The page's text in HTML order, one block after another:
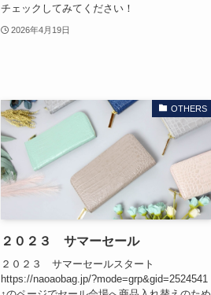
チェックしてみてください！
2026年4月19日
OTHERS
２０２３ サマーセール
２０２３ サマーセールスタート
https://naoaobag.jp/?mode=grp&gid=2524541